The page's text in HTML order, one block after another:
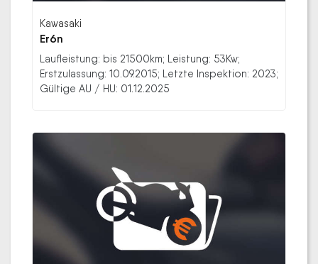
Kawasaki
Er6n
Laufleistung: bis 21500km; Leistung: 53Kw;
Erstzulassung: 10.09.2015; Letzte Inspektion: 2023;
Gültige AU / HU: 01.12.2025